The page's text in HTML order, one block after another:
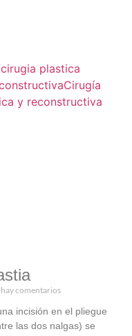
comentarios
incisión en el pliegue
las dos nalgas) se